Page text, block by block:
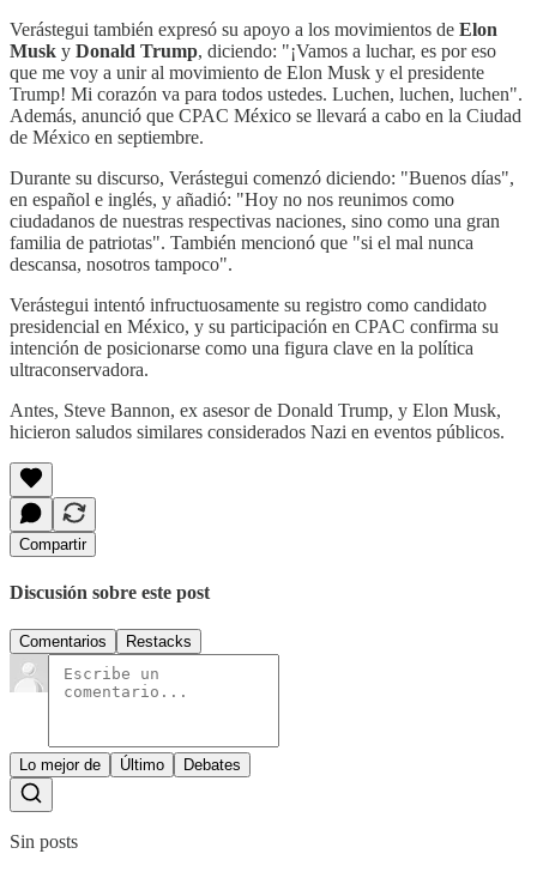
Verástegui también expresó su apoyo a los movimientos de Elon
Musk y Donald Trump, diciendo: "¡Vamos a luchar, es por eso
que me voy a unir al movimiento de Elon Musk y el presidente
Trump! Mi corazón va para todos ustedes. Luchen, luchen, luchen".
Además, anunció que CPAC México se llevará a cabo en la Ciudad
de México en septiembre.
Durante su discurso, Verástegui comenzó diciendo: "Buenos días",
en español e inglés, y añadió: "Hoy no nos reunimos como
ciudadanos de nuestras respectivas naciones, sino como una gran
familia de patriotas". También mencionó que "si el mal nunca
descansa, nosotros tampoco".
Verástegui intentó infructuosamente su registro como candidato
presidencial en México, y su participación en CPAC confirma su
intención de posicionarse como una figura clave en la política
ultraconservadora.
Antes, Steve Bannon, ex asesor de Donald Trump, y Elon Musk,
hicieron saludos similares considerados Nazi en eventos públicos.
Compartir
Discusión sobre este post
Comentarios Restacks
Lo mejor de Último Debates
Sin posts